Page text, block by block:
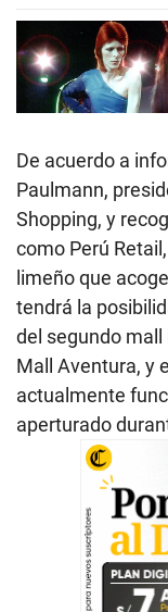
De acuerdo a
Paulmann,
Shopping, y
como Perú
limeño que
tendrá la
del segundo
Mall Aventura, y
actualmente
aperturado